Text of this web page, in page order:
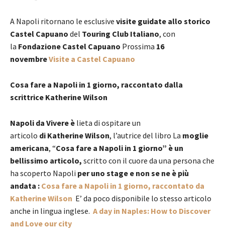
A Napoli ritornano le esclusive visite guidate allo storico
Castel Capuano del Touring Club Italiano, con
la Fondazione Castel Capuano Prossima 16
novembreVisite a Castel Capuano
Cosa fare a Napoli in 1 giorno, raccontato dalla
scrittrice Katherine Wilson
Napoli da Vivere è lieta di ospitare un
articolo di Katherine Wilson, l’autrice del libro La moglie
americana, “Cosa fare a Napoli in 1 giorno” è un
bellissimo articolo, scritto con il cuore da una persona che
ha scoperto Napoli per uno stage e non se ne è più
andata : Cosa fare a Napoli in 1 giorno, raccontato da
Katherine Wilson E’ da poco disponibile lo stesso articolo
anche in lingua inglese. A day in Naples: How to Discover
and Love our city